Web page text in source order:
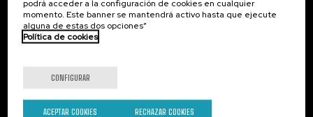
Contacta con nosotros
podrá acceder a la configuración de cookies en cualquier
momento. Este banner se mantendrá activo hasta que ejecute
alguna de estas dos opciones”
Política de cookies
CONFIGURAR
RECHAZAR COOKIES
ACEPTAR COOKIES